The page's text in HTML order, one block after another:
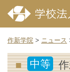
作新学院 > ニュース
中等